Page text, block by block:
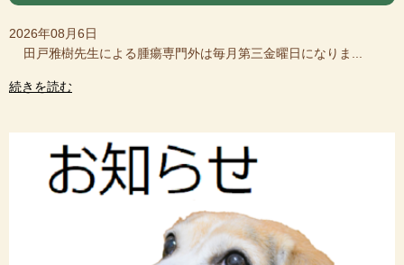
2026年08月6日
田戸雅樹先生による腫瘍専門外は毎月第三金曜日になりま...
続きを読む